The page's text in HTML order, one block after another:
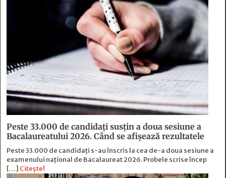
Peste 33.000 de candidați susțin a doua sesiune a
Bacalaureatului 2026. Când se afișează rezultatele
Peste 33.000 de candidați s-au înscris la cea de-a doua sesiune a
examenului național de Bacalaureat 2026. Probele scrise încep
[…] Citește!